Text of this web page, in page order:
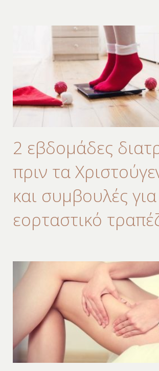
2 εβδομάδες
πριν τα
και συμβουλές
εορταστικό